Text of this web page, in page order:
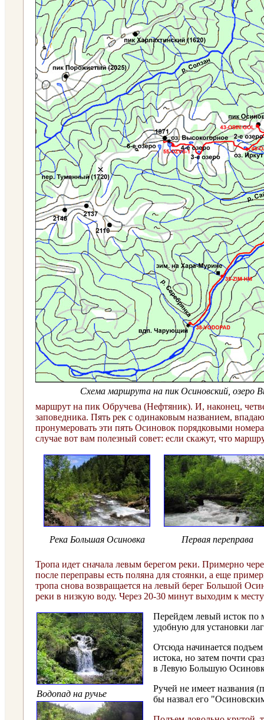
Схема маршрута на пик Осиновский, озеро
маршрут на пик Обручева (Нефтяник). И, наконец,
заповедника. Пять рек с одинаковым названием,
пронумеровать эти пять Осиновок порядковыми
случае вот вам полезный совет: если скажут, что
Река Большая Осиновка Первая переправа
Тропа идет сначала левым берегом реки. Примерно
после переправы есть поляна для стоянки, а еще
тропа снова возвращается на левый берег Большой
реки в низкую воду. Через 20-30 минут выходим к
Водопад на ручье
Перейдем левый исток по
удобную для установки
Отсюда начинается
истока, но затем почти
в Левую Большую
Ручей не имеет названия
бы назвал его